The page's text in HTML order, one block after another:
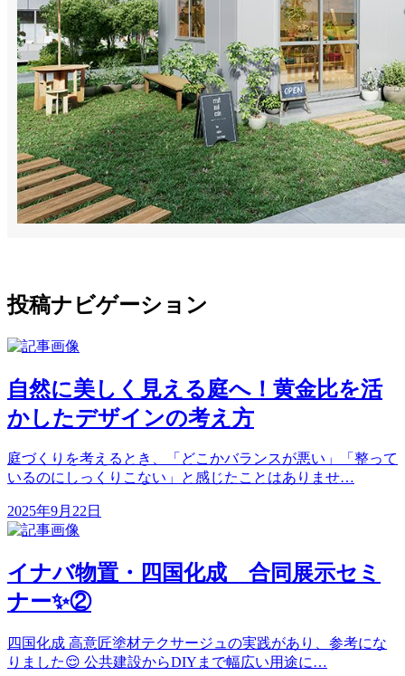
投稿ナビゲーション
自然に美しく見える庭へ！黄金比を活
かしたデザインの考え方
庭づくりを考えるとき、「どこかバランスが悪い」「整って
いるのにしっくりこない」と感じたことはありませ…
2025年9月22日
イナバ物置・四国化成 合同展示セミ
ナー✨②
四国化成 高意匠塗材テクサージュの実践があり、参考にな
りました😌 公共建設からDIYまで幅広い用途に…